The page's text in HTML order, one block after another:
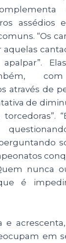
assédios
“Os
com
através de
de
nunca
é
e
em